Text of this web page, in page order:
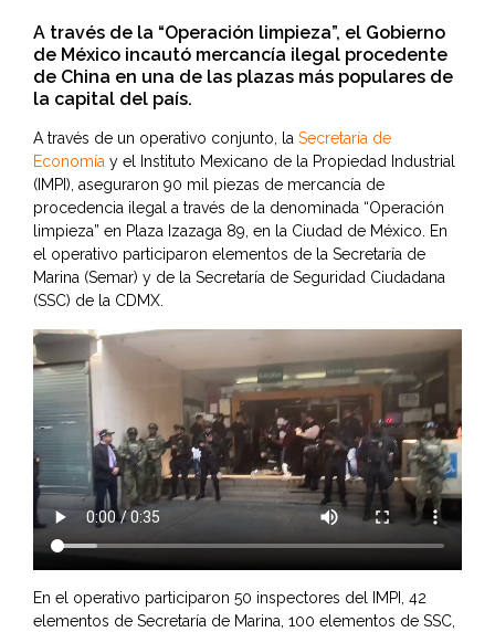
A través de la “Operación limpieza”, el Gobierno
de México incautó mercancía ilegal procedente
de China en una de las plazas más populares de
la capital del país.
A través de un operativo conjunto, la Secretaría de
Economía y el Instituto Mexicano de la Propiedad Industrial
(IMPI), aseguraron 90 mil piezas de mercancía de
procedencia ilegal a través de la denominada “Operación
limpieza” en Plaza Izazaga 89, en la Ciudad de México. En
el operativo participaron elementos de la Secretaría de
Marina (Semar) y de la Secretaría de Seguridad Ciudadana
(SSC) de la CDMX.
En el operativo participaron 50 inspectores del IMPI, 42
elementos de Secretaría de Marina, 100 elementos de SSC,